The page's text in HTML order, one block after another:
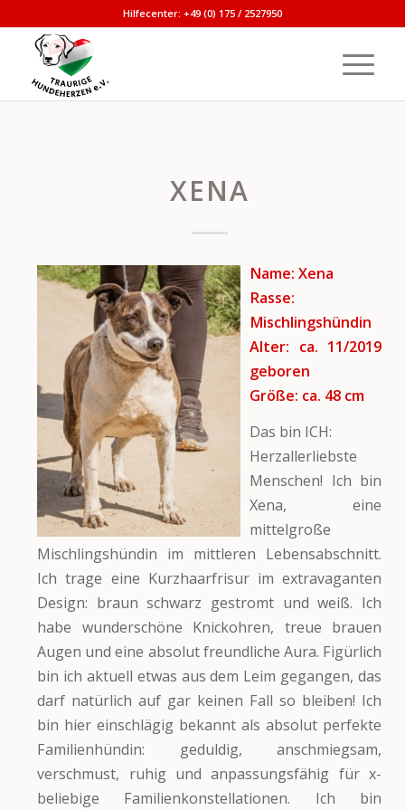
Hilfecenter: +49 (0) 175 / 2527950
XENA
Name: Xena
Rasse:
Mischlingshündin
Alter: ca. 11/2019
geboren
Größe: ca. 48 cm
Das bin ICH:
Herzallerliebste
Menschen! Ich bin
Xena, eine
mittelgroße
Mischlingshündin im mittleren Lebensabschnitt.
Ich trage eine Kurzhaarfrisur im extravaganten
Design: braun schwarz gestromt und weiß. Ich
habe wunderschöne Knickohren, treue brauen
Augen und eine absolut freundliche Aura. Figürlich
bin ich aktuell etwas aus dem Leim gegangen, das
darf natürlich auf gar keinen Fall so bleiben! Ich
bin hier einschlägig bekannt als absolut perfekte
Familienhündin: geduldig, anschmiegsam,
verschmust, ruhig und anpassungsfähig für x-
beliebige Familienkonstellationen. Ich bin